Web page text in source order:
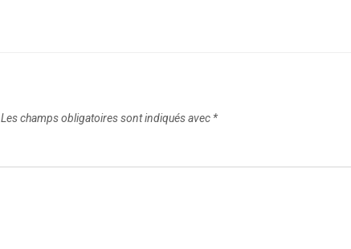
Les champs obligatoires sont indiqués avec *